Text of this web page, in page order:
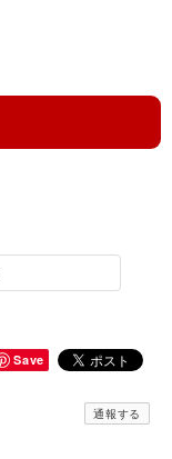
Save
通報する